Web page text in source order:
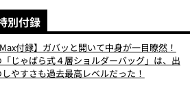
別付録
付録】ガバッと開いて中身が一目瞭然！
じゃばら式４層ショルダーバッグ」は、出
しやすさも過去最高レベルだった！